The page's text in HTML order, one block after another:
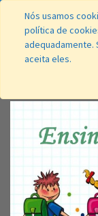
Nós usamos
política de
adequadamente.
aceita eles.